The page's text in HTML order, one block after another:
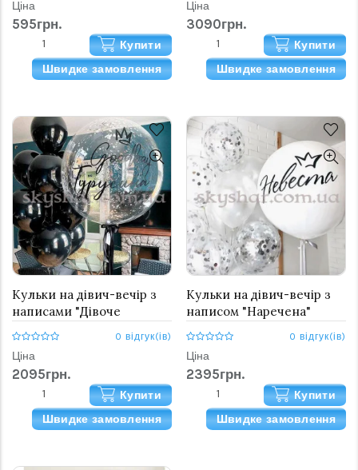
Ціна
595грн.
Купити
Швидке замовлення
Ціна
3090грн.
Купити
Швидке замовлення
Кульки на дівич-вечір з
написами "Дівоче
прізвище"
0 відгук(ів)
Ціна
2095грн.
Купити
Швидке замовлення
Кульки на дівич-вечір з
написом "Наречена"
0 відгук(ів)
Ціна
2395грн.
Купити
Швидке замовлення